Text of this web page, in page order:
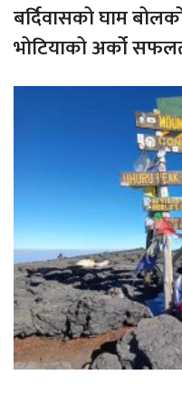
बर्दिवासको घाम
भोटियाको अर्को